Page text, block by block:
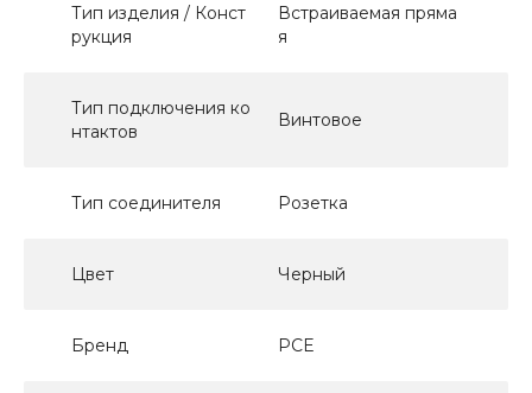
Тип изделия / Конст
рукция
Встраиваемая пряма
я
Тип подключения ко
нтактов
Винтовое
Тип соединителя Розетка
Цвет Черный
Бренд PCE